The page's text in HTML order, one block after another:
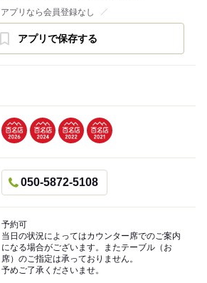
アプリなら会員登録なし
アプリで保存する
050-5872-5108
予約可
当日の状況によってはカウンター席でのご案内
になる場合がございます。またテーブル（お
席）のご指定は承っておりません。
予めご了承くださいませ。